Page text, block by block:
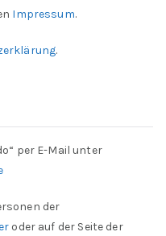
Impressum.
.
per E-Mail unter
der
oder auf der Seite der